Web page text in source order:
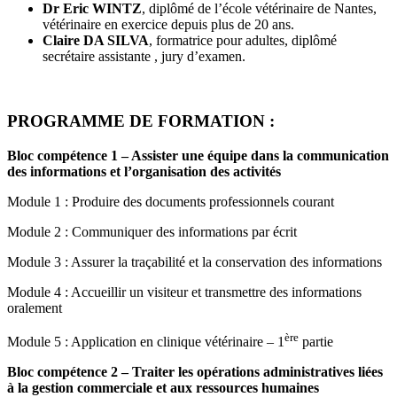
Dr Eric WINTZ, diplômé de l’école vétérinaire de Nantes,
vétérinaire en exercice depuis plus de 20 ans.
Claire DA SILVA, formatrice pour adultes, diplômé
secrétaire assistante , jury d’examen.
PROGRAMME DE FORMATION :
Bloc compétence 1 – Assister une équipe dans la communication
des informations et l’organisation des activités
Module 1 : Produire des documents professionnels courant
Module 2 : Communiquer des informations par écrit
Module 3 : Assurer la traçabilité et la conservation des informations
Module 4 : Accueillir un visiteur et transmettre des informations
oralement
Module 5 : Application en clinique vétérinaire – 1 ère partie
Bloc compétence 2 – Traiter les opérations administratives liées
à la gestion commerciale et aux ressources humaines